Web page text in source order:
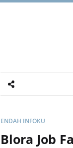
ENDAH INFOKU
Blora Job